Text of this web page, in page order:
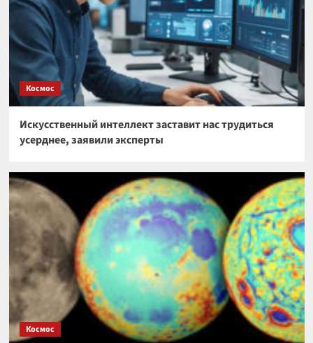
Космос
Искусственный интеллект заставит нас трудиться
усерднее, заявили эксперты
Космос